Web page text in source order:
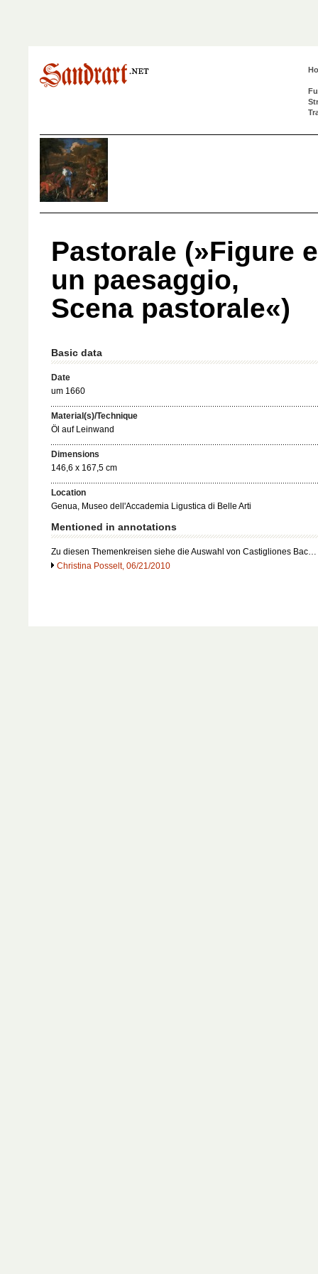
Pastorale (»Figure
un paesaggio,
Scena pastorale«)
Basic data
Date
um 1660
Material(s)/Technique
Öl auf Leinwand
Dimensions
146,6 x 167,5 cm
Location
Genua, Museo dell'Accademia Ligustica di Belle Arti
Mentioned in annotations
Zu diesen Themenkreisen siehe die Auswahl von Castigliones Bac…
Christina Posselt, 06/21/2010